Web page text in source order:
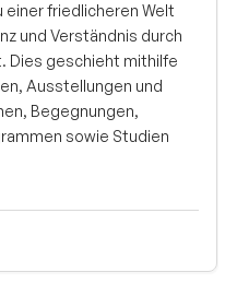
friedlicheren Welt
und Verständnis durch
Dies geschieht mithilfe
Ausstellungen und
Begegnungen,
sowie Studien